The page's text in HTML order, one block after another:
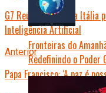
G7 Reúne Líderes na Itália
Inteligência Artificial
Anterior
Papa Francisco: ‘A paz é
Fronteiras do
Redefinindo o Poder